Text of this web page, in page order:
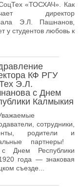
выпускников
Чедыровой
«ТОСХАЧ». Как
директор
Э.Л. Пашнанов,
у студентов любовь к
КФ РГУ
Э.Л.
с Днем
Калмыкия
сотрудники,
родители и
партнеры!
Днем Республики
года — знаковая
съезде...